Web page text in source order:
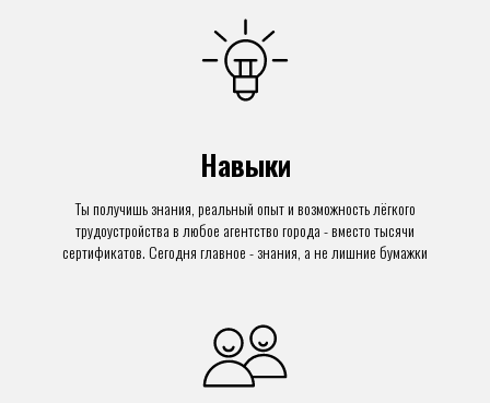
Навыки
Ты получишь знания, реальный опыт и возможность лёгкого
трудоустройства в любое агентство города - вместо тысячи
сертификатов. Сегодня главное - знания, а не лишние бумажки